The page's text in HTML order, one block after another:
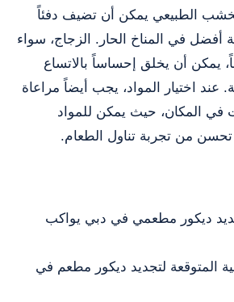
الطبيعي يمكن أن تضيف دفئاً
أفضل في المناخ الحار. الزجاج، سواء
يمكن أن يخلق إحساساً بالاتساع
اختيار المواد، يجب أيضاً مراعاة
في المكان، حيث يمكن للمواد
من تجربة تناول الطعام.
ديكور مطعمي في دبي يواكب
المتوقعة لتجديد ديكور مطعم في